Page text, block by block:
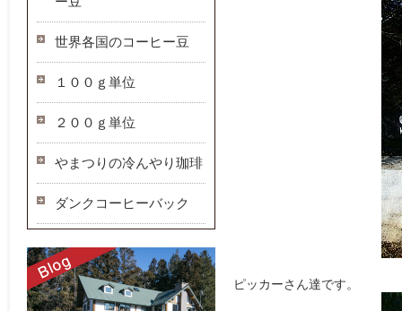
ピッカーさん達です。
世界各国のコーヒー豆
１００ｇ単位
２００ｇ単位
やまつりの冷んやり珈琲
ダンクコーヒーバック